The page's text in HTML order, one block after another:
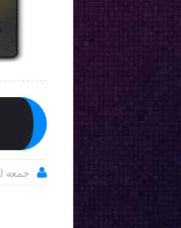
 جمعه